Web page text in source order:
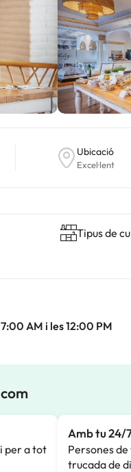
Ubicació
Excel·lent
Tipus de
AM i les 12:00 PM
per a tot
Amb tu 24/
Persones
trucada de